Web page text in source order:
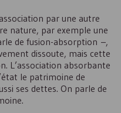
par une autre
nature, par exemple une
de fusion-absorption –,
dissoute, mais cette
L’association absorbante
le patrimoine de
ses dettes. On parle de